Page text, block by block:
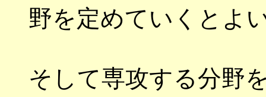
野を定めていくとよ
そして専攻する分野